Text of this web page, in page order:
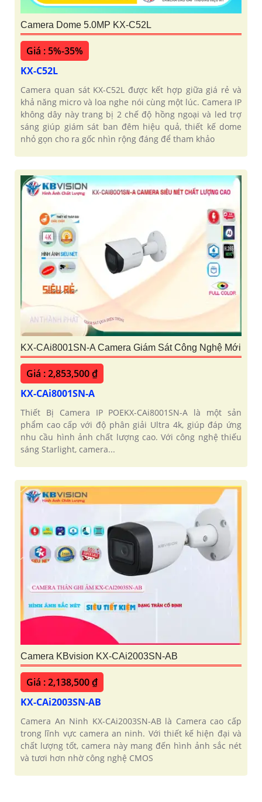
Camera Dome 5.0MP KX-C52L
Giá : 5%-35%
KX-C52L
Camera quan sát KX-C52L được kết hợp giữa giá rẻ và
khả năng micro và loa nghe nói cùng một lúc. Camera IP
không dây này trang bị 2 chế độ hồng ngoại và led trợ
sáng giúp giám sát ban đêm hiệu quả, thiết kế dome
nhỏ gọn cho ra gốc nhìn rộng đáng để tham khảo
KX-CAi8001SN-A Camera Giám Sát Công Nghệ Mới
Giá : 2,853,500 ₫
KX-CAi8001SN-A
Thiết Bị Camera IP POEKX-CAi8001SN-A là một sản
phẩm cao cấp với độ phân giải Ultra 4k, giúp đáp ứng
nhu cầu hình ảnh chất lượng cao. Với công nghệ thiếu
sáng Starlight, camera...
Camera KBvision KX-CAi2003SN-AB
Giá : 2,138,500 ₫
KX-CAi2003SN-AB
Camera An Ninh KX-CAi2003SN-AB là Camera cao cấp
trong lĩnh vực camera an ninh. Với thiết kế hiện đại và
chất lượng tốt, camera này mang đến hình ảnh sắc nét
và tươi hơn nhờ công nghệ CMOS